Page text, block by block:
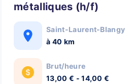
métalliques (h/f)
Saint-Laurent-Blangy
à 40 km
Brut/heure
13,00 € - 14,00 €